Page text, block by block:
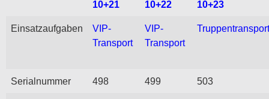
10+21 10+22 10+23
Einsatzaufgaben
VIP-
Transport
VIP-
Transport
Truppentransport
Serialnummer 498 499 503